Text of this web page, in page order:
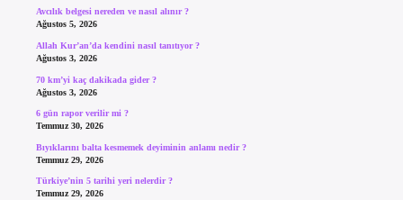
Avcılık belgesi nereden ve nasıl alınır ?
Ağustos 5, 2026
Allah Kur’an’da kendini nasıl tanıtıyor ?
Ağustos 3, 2026
70 km’yi kaç dakikada gider ?
Ağustos 3, 2026
6 gün rapor verilir mi ?
Temmuz 30, 2026
Bıyıklarını balta kesmemek deyiminin anlamı nedir ?
Temmuz 29, 2026
Türkiye’nin 5 tarihi yeri nelerdir ?
Temmuz 29, 2026